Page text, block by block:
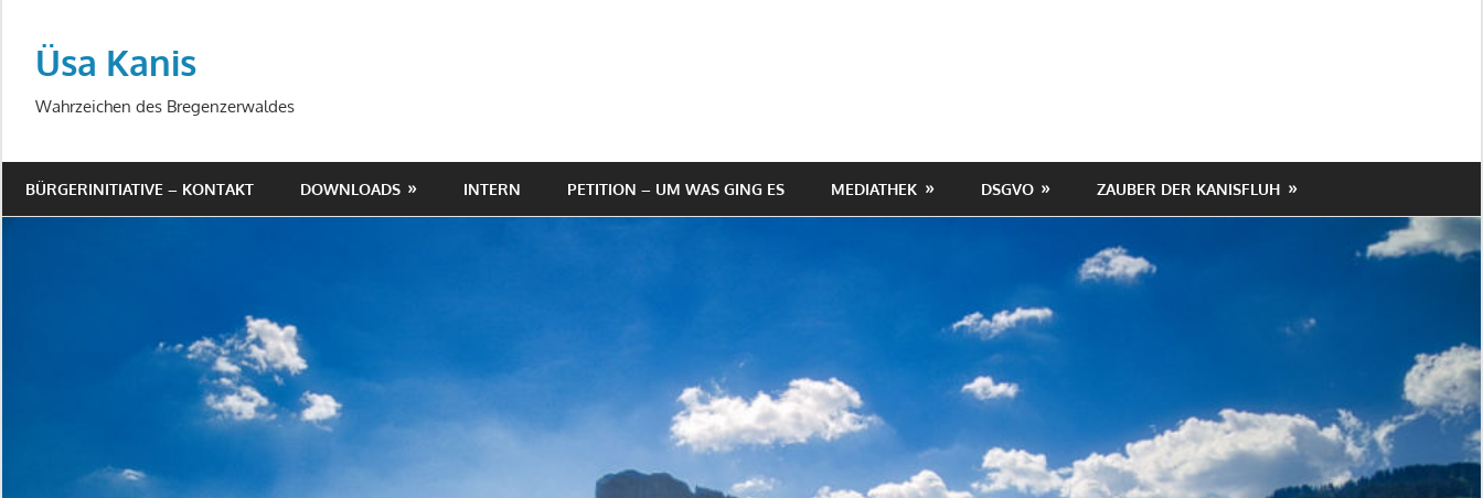
Inhalt
springenÜsa Kanis
Wahrzeichen des Bregenzerwaldes
BÜRGERINITIATIVE – KONTAKT DOWNLOADS INTERN PETITION – UM WAS GING ES MEDIATHEK DSGVO ZAUBER DER KANISFLUH